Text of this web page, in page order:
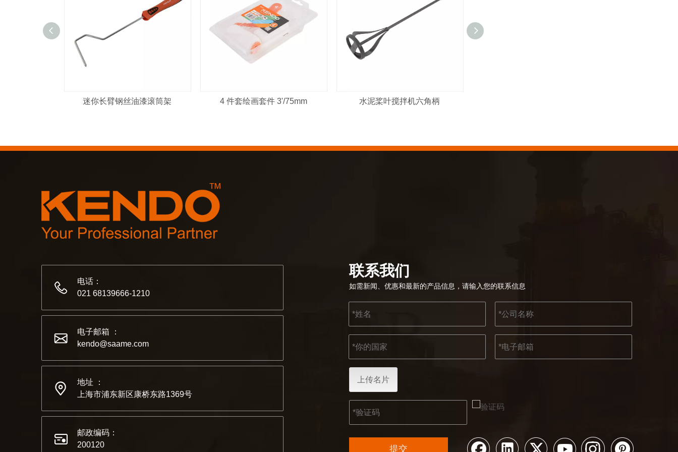
迷你长臂钢丝油漆滚筒架 4 件套绘画套件 3'/75mm 水泥桨叶搅拌机六角柄
电话：
021 68139666-1210
电子邮箱 ：
kendo@saame.com
地址 ：
上海市浦东新区康桥东路1369号
邮政编码：
200120
联系我们
如需新闻、优惠和最新的产品信息，请输入您的联系信息
上传名片
提交